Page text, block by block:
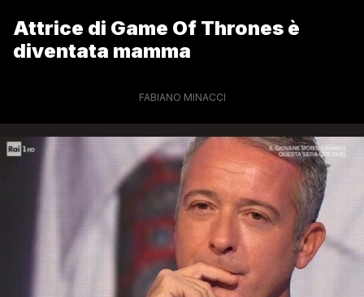
Attrice di Game Of Thrones è
diventata mamma
FABIANO MINACCI